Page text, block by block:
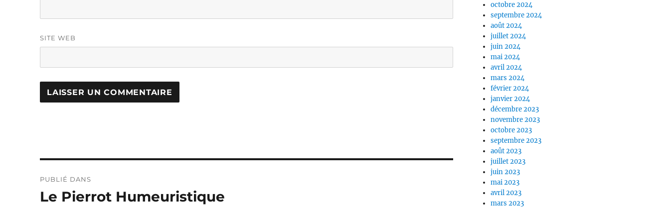
SITE WEB
de
PUBLIÉ DANS
Le Pierrot Humeuristique
octobre 2024
septembre 2024
août 2024
juillet 2024
juin 2024
mai 2024
avril 2024
mars 2024
février 2024
janvier 2024
décembre 2023
novembre 2023
octobre 2023
septembre 2023
août 2023
juillet 2023
juin 2023
mai 2023
avril 2023
mars 2023